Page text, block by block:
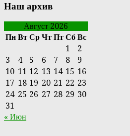
Наш архив
Август 2026
Пн Вт Ср Чт Пт Сб Вс
1
2
3
4 5 6 7 8
9
10 11 12 13 14 15 16
17 18 19 20 21 22 23
24 25 26 27 28 29 30
31
« Июн